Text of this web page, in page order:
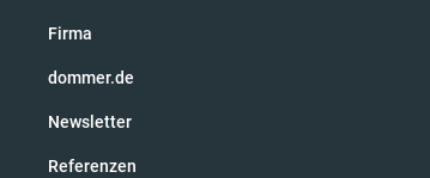
Firma
dommer.de
Newsletter
Referenzen